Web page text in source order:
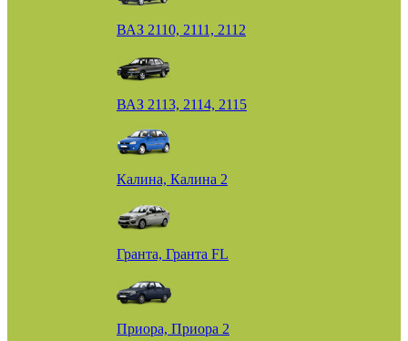
ВАЗ 2110, 2111, 2112
ВАЗ 2113, 2114, 2115
Калина, Калина 2
Гранта, Гранта FL
Приора, Приора 2